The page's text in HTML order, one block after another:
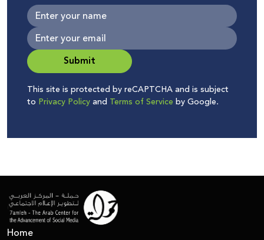
Submit
This site is protected by reCAPTCHA and is subject
to Privacy Policyand Terms of Service by Google.
Home